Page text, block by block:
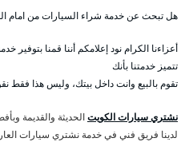
هل تبحث عن خدمة شراء السيارات من امام
أعزاءنا الكرام نود إعلامكم أننا قمنا
تتميز خدمتنا بأنك
تقوم بالبيع وانت داخل بيتك، وليس هذا فقط
نشتري سيارات الكويتالحديثة والقديمة
لدينا فريق فني في خدمة نشتري سيارات